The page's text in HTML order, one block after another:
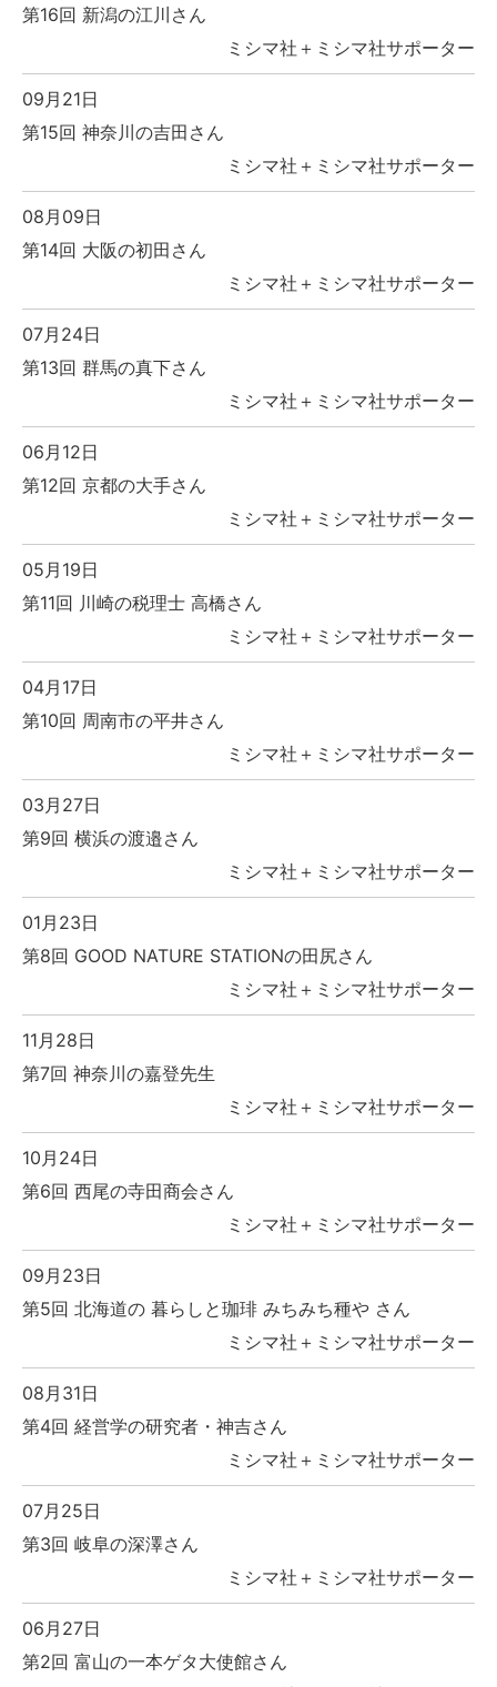
第16回 新潟の江川さん
ミシマ社＋ミシマ社サポーター
09月21日
第15回 神奈川の吉田さん
ミシマ社＋ミシマ社サポーター
08月09日
第14回 大阪の初田さん
ミシマ社＋ミシマ社サポーター
07月24日
第13回 群馬の真下さん
ミシマ社＋ミシマ社サポーター
06月12日
第12回 京都の大手さん
ミシマ社＋ミシマ社サポーター
05月19日
第11回 川崎の税理士 高橋さん
ミシマ社＋ミシマ社サポーター
04月17日
第10回 周南市の平井さん
ミシマ社＋ミシマ社サポーター
03月27日
第9回 横浜の渡邉さん
ミシマ社＋ミシマ社サポーター
01月23日
第8回 GOOD NATURE STATIONの田尻さん
ミシマ社＋ミシマ社サポーター
11月28日
第7回 神奈川の嘉登先生
ミシマ社＋ミシマ社サポーター
10月24日
第6回 西尾の寺田商会さん
ミシマ社＋ミシマ社サポーター
09月23日
第5回 北海道の 暮らしと珈琲 みちみち種や さん
ミシマ社＋ミシマ社サポーター
08月31日
第4回 経営学の研究者・神吉さん
ミシマ社＋ミシマ社サポーター
07月25日
第3回 岐阜の深澤さん
ミシマ社＋ミシマ社サポーター
06月27日
第2回 富山の一本ゲタ大使館さん